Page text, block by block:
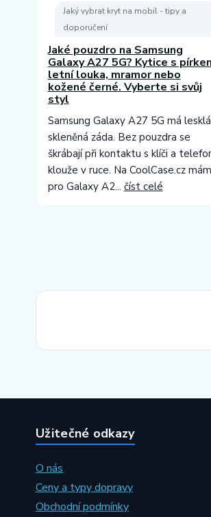
Jaký vybrat kryt na mobil - tipy a
doporučení
Jaké pouzdro na Samsung
Galaxy A27 5G? Kytice s
letní louka, mramor nebo
kožené černé. Vyberte si svůj
styl
Samsung Galaxy A27 5G má lesklá
skleněná záda. Bez pouzdra se
škrábají při kontaktu s klíči a
klouže v ruce. Na CoolCase.cz
pro Galaxy A2... číst celé
Užitečné odkazy
O nás
Ceny a typy dopravy
Obchodní podmínky